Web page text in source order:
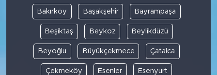
Bakırköy Başakşehir Bayrampaşa
Beşiktaş Beykoz Beylikdüzü
Beyoğlu Büyükçekmece Çatalca
Çekmeköy Esenler Esenyurt